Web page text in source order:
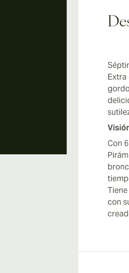
Extra
Con
con